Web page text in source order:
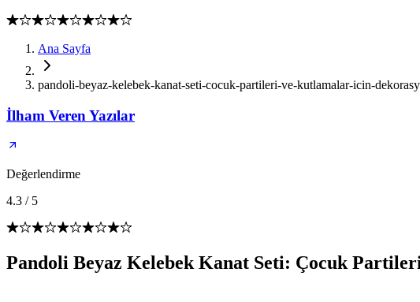
Ana Sayfa
pandoli-beyaz-kelebek-kanat-seti-cocuk-partileri-ve-kutlamalar-icin-
İlham Veren Yazılar
Değerlendirme
4.3 / 5
Pandoli Beyaz Kelebek Kanat Seti: Çocuk